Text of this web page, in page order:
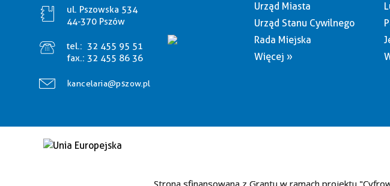
ul. Pszowska 534
44-370 Pszów
tel.: 32 455 95 51
fax.: 32 455 86 36
kancelaria@pszow.pl
Urząd Miasta
Urząd Stanu Cywilnego
Rada Miejska
Więcej »
Strona sfinansowana z Grantu w ramach projektu